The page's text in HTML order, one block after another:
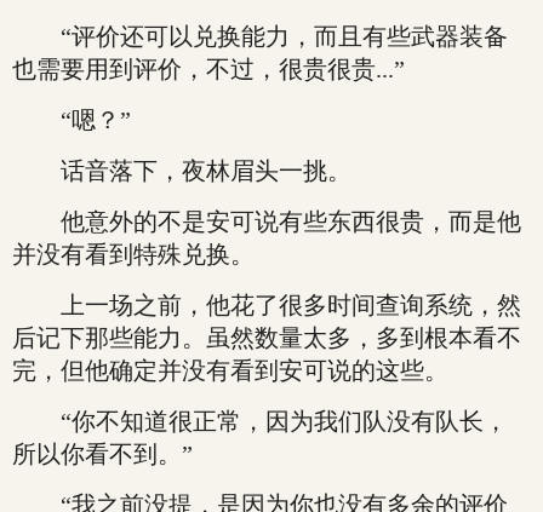
“评价还可以兑换能力，而且有些武器装备
也需要用到评价，不过，很贵很贵...”
“嗯？”
话音落下，夜林眉头一挑。
他意外的不是安可说有些东西很贵，而是他
并没有看到特殊兑换。
上一场之前，他花了很多时间查询系统，然
后记下那些能力。虽然数量太多，多到根本看不
完，但他确定并没有看到安可说的这些。
“你不知道很正常，因为我们队没有队长，
所以你看不到。”
“我之前没提，是因为你也没有多余的评价